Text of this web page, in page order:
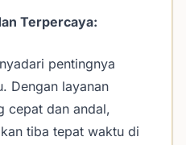
Terpercaya:
pentingnya
Dengan layanan
cepat dan andal,
tiba tepat waktu di